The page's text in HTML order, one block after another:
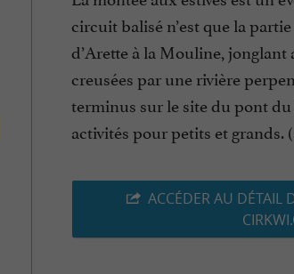
circuit balisé n’est que la
d’Arette à la Mouline, jonglant
creusées par une rivière
terminus sur le site du pont
activités pour petits et grands.
ACCÉDER AU DÉTAIL